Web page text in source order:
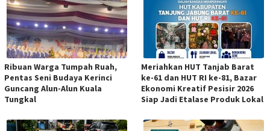
Ribuan Warga Tumpah Ruah,
Pentas Seni Budaya Kerinci
Guncang Alun-Alun Kuala
Tungkal
Meriahkan HUT Tanjab Barat
ke-61 dan HUT RI ke-81, Bazar
Ekonomi Kreatif Pesisir 2026
Siap Jadi Etalase Produk Lokal